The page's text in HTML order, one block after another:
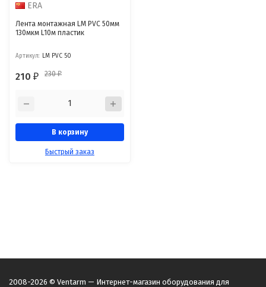
ERA
Лента монтажная LM PVC 50мм
130мкм L10м пластик
Артикул: LM PVC 50
210₽ 230₽
В корзину
Быстрый заказ
2008-2026 © Ventarm — Интернет-магазин оборудования для